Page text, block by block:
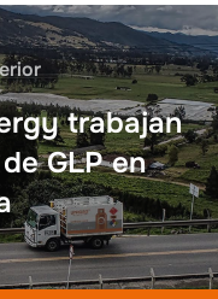
trabajan
GLP en